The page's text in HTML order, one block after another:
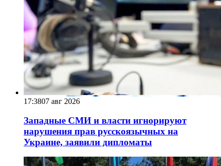
17:3807 авг 2026
Западные СМИ и власти игнорируют
нарушения прав русскоязычных на
Украине, заявили дипломаты